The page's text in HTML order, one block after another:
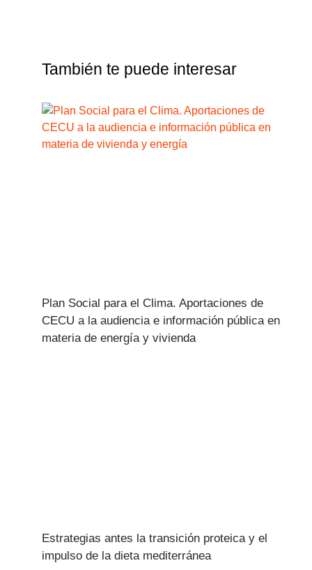
También te puede interesar
Plan Social para el Clima. Aportaciones de
CECU a la audiencia e información pública en
materia de energía y vivienda
Estrategias antes la transición proteica y el
impulso de la dieta mediterránea